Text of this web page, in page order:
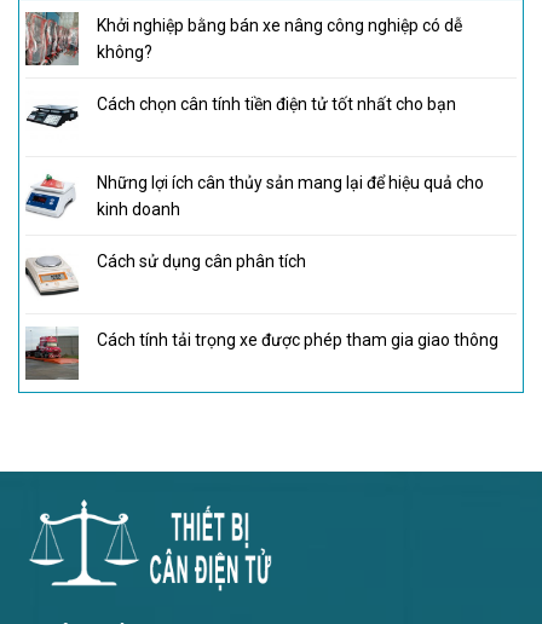
Khởi nghiệp bằng bán xe nâng công nghiệp có dễ
không?
Cách chọn cân tính tiền điện tử tốt nhất cho bạn
Những lợi ích cân thủy sản mang lại để hiệu quả cho
kinh doanh
Cách sử dụng cân phân tích
Cách tính tải trọng xe được phép tham gia giao thông